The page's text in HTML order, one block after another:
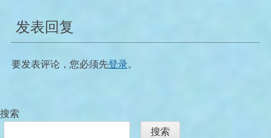
航
发表回复
要发表评论，您必须先登录。
搜索
搜索